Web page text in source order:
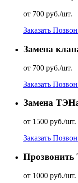
от 700 руб./шт.
Заказать
Замена
от 700 руб./шт.
Заказать
Замена
от 1500 руб./шт.
Заказать
Прозвонить
от 1000 руб./шт.